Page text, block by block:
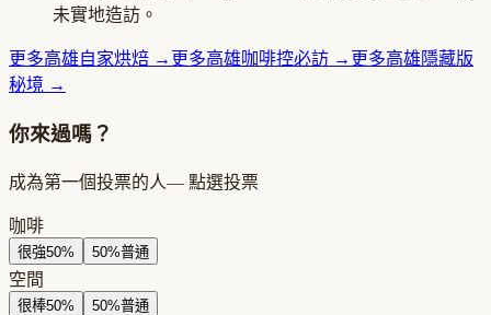
未實地造訪。
更多高雄自家烘焙 → 更多高雄咖啡控必訪 → 更多高雄隱藏版
秘境 →
你來過嗎？
成為第一個投票的人— 點選投票
咖啡
很強50% 50%普通
空間
很棒50% 50%普通